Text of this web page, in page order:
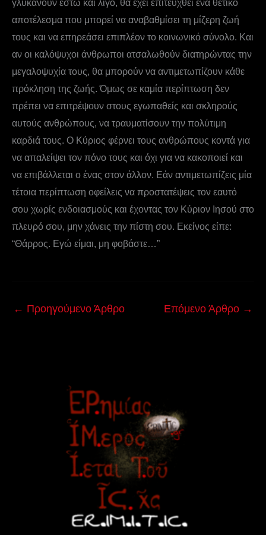
γλυκάνουν έστω και λίγο, θα έχει επιτευχθεί ένα θετικό
αποτέλεσμα που μπορεί να αναβαθμίσει τη μίζερη ζωή
τους και να επηρεάσει επιπλέον το κοινωνικό σύνολο. Και
αν οι καλόψυχοι άνθρωποι ατσαλωθούν διατηρώντας την
μεγαλοψυχία τους, θα μπορούν να αντιμετωπίζουν κάθε
πρόκληση της ζωής. Όμως σε καμία περίπτωση δεν
πρέπει να επιτρέψουν στους εγωπαθείς και σκληρούς
αυτούς ανθρώπους, να τραυματίσουν την πολύτιμη
καρδιά τους. Ο Κύριος φέρνει τους ανθρώπους κοντά για
να απαλείψει τον πόνο τους και όχι για να κακοποιεί και
να επιβάλλεται ο ένας στον άλλον. Εάν αντιμετωπίζεις μία
τέτοια περίπτωση οφείλεις να προστατέψεις τον εαυτό
σου χωρίς ενδοιασμούς και έχοντας τον Κύριον Ιησού στο
πλευρό σου, μην χάνεις την πίστη σου. Εκείνος είπε:
“Θάρρος. Εγώ είμαι, μη φοβάστε…”
← Προηγούμενο Άρθρο Επόμενο Άρθρο →